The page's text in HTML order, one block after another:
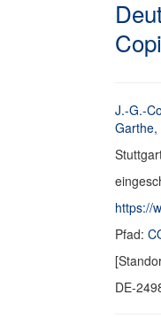
J.-G.-
Garthe,
https://
Pfad:
DE-